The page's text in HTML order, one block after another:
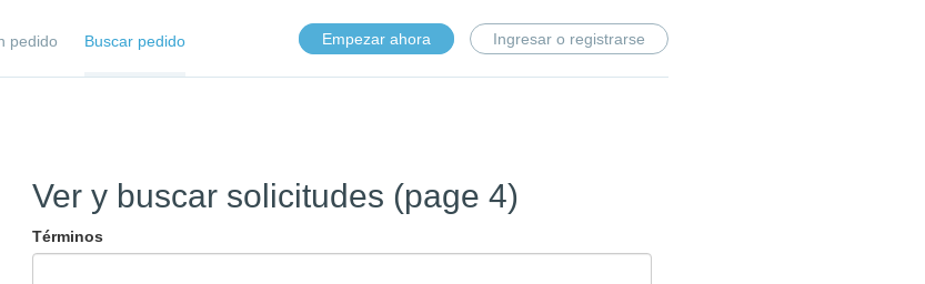
pedido Buscar pedido Empezar ahora Ingresar o registrarse
Ver y buscar solicitudes (page 4)
Términos